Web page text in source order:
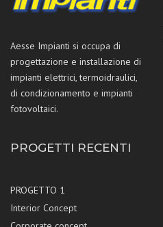
Aesse Impianti si occupa di
progettazione e installazione di
impianti elettrici, termoidraulici,
di condizionamento e impianti
fotovoltaici.
PROGETTI RECENTI
PROGETTO 1
Interior Concept